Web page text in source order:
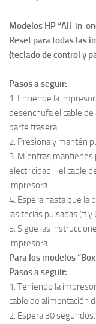
Modelos HP “All-in-
Reset para todas las
(teclado de control y
Pasos a seguir:
1. Enciende la
desenchufa el cable
parte trasera.
2. Presiona y mantén
3. Mientras mantienes
electricidad –el cable
impresora.
4. Espera hasta que la
las teclas pulsadas (# y
5. Sigue las
impresora.
Para los modelos
Pasos a seguir:
1. Teniendo la
cable de alimentación
2. Espera 30 segundos.